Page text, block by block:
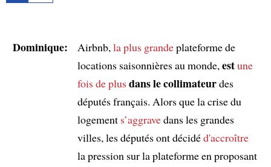
Dominique: Airbnb, la plus grandeplateforme de
locations saisonnières au monde, estune
fois de plusdans le collimateurdes
députés français. Alors que la crise du
logement s’aggravedans les grandes
villes, les députés ont décidéd'accroître
la pression sur la plateforme en proposant